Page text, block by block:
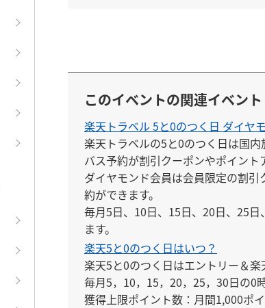
このイベントの関連イベント
楽天トラベル 5と0のつく日 ダイヤ
楽天トラベルの5と0のつく日は国
バス予約が割引クーポンやポイント
ダイヤモンド会員は会員限定の割
約ができます。
毎月5日、10日、15日、20日、25
ます。
楽天5と0のつく日はいつ？
楽天5と0のつく日はエントリー＆楽
毎月5，10，15，20，25，30日の0
獲得上限ポイント数：月間1,000ポ